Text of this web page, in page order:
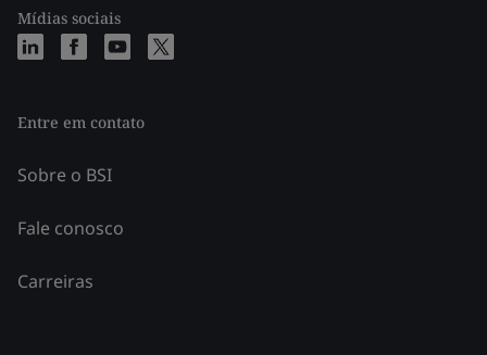
Mídias sociais
Entre em contato
Sobre o BSI
Fale conosco
Carreiras